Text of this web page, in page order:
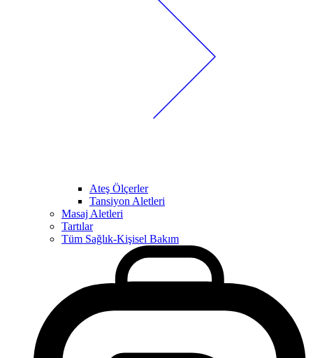
Ateş Ölçerler
Tansiyon Aletleri
Masaj Aletleri
Tartılar
Tüm Sağlık-Kişisel Bakım